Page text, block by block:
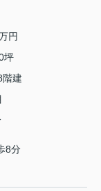
円
坪
階建
8分